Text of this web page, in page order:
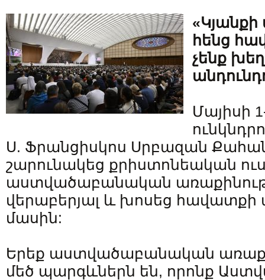
«Կյանքի
հենց
չենք
Մայիսի
Ս. Ֆրանցիսկոս Սրբազան
շարունակեց քրիստոնեական
աստվածաբանական
վերաբերյալ և խոսեց հավատքի
մասին:
Երեք աստվածաբանական
մեծ պարգևներն են, որոնք